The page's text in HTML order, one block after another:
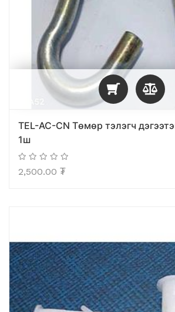
TEL-AC-CN Tөмөр тэлэгч
1ш
2,500.00 ₮